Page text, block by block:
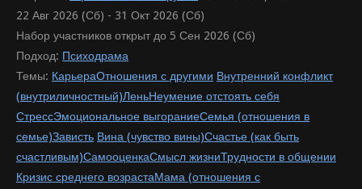
22 Авг 2026 (Сб) - 31 Окт 2026 (Сб)
Набор участников открыт до 5 Сен 2026 (Сб)
Подход: Психодрама
Темы: КарьераОтношения с другими Внутренний конфликт
(внутриличностный)ЛеньНеумение отстоять себя
СтрессЭмоциональное выгораниеСемья (отношения в
семье)Зависть Вина (чувство вины)Счастье (как быть
счастливым)СамооценкаСмысл жизниТрудности в общении
Кризис среднего возрастаМама (отношения с